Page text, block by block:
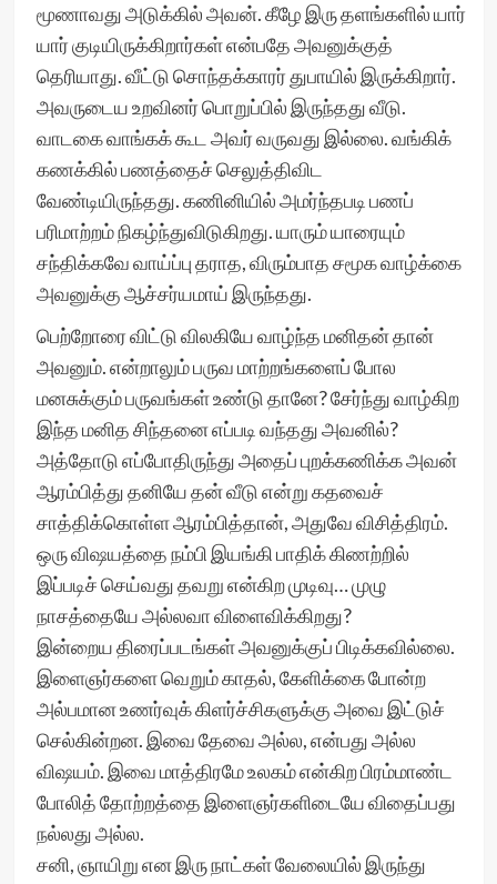
மூணாவது அடுக்கில் அவன். கீழே இரு தளங்களில் யார்
யார் குடியிருக்கிறார்கள் என்பதே அவனுக்குத்
தெரியாது. வீட்டு சொந்தக்காரர் துபாயில் இருக்கிறார்.
அவருடைய உறவினர் பொறுப்பில் இருந்தது வீடு.
வாடகை வாங்கக் கூட அவர் வருவது இல்லை. வங்கிக்
கணக்கில் பணத்தைச் செலுத்திவிட
வேண்டியிருந்தது. கணினியில் அமர்ந்தபடி பணப்
பரிமாற்றம் நிகழ்ந்துவிடுகிறது. யாரும் யாரையும்
சந்திக்கவே வாய்ப்பு தராத, விரும்பாத சமூக வாழ்க்கை
அவனுக்கு ஆச்சர்யமாய் இருந்தது.
பெற்றோரை விட்டு விலகியே வாழ்ந்த மனிதன் தான்
அவனும். என்றாலும் பருவ மாற்றங்களைப் போல
மனசுக்கும் பருவங்கள் உண்டு தானே? சேர்ந்து வாழ்கிற
இந்த மனித சிந்தனை எப்படி வந்தது அவனில்?
அத்தோடு எப்போதிருந்து அதைப் புறக்கணிக்க அவன்
ஆரம்பித்து தனியே தன் வீடு என்று கதவைச்
சாத்திக்கொள்ள ஆரம்பித்தான், அதுவே விசித்திரம்.
ஒரு விஷயத்தை நம்பி இயங்கி பாதிக் கிணற்றில்
இப்படிச் செய்வது தவறு என்கிற முடிவு… முழு
நாசத்தையே அல்லவா விளைவிக்கிறது?
இன்றைய திரைப்படங்கள் அவனுக்குப் பிடிக்கவில்லை.
இளைஞர்களை வெறும் காதல், கேளிக்கை போன்ற
அல்பமான உணர்வுக் கிளர்ச்சிகளுக்கு அவை இட்டுச்
செல்கின்றன. இவை தேவை அல்ல, என்பது அல்ல
விஷயம். இவை மாத்திரமே உலகம் என்கிற பிரம்மாண்ட
போலித் தோற்றத்தை இளைஞர்களிடையே விதைப்பது
நல்லது அல்ல.
சனி, ஞாயிறு என இரு நாட்கள் வேலையில் இருந்து